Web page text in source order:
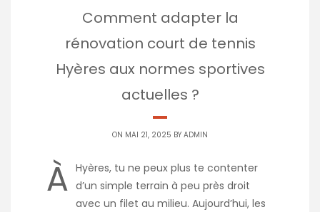
Comment adapter la
rénovation court de tennis
Hyères aux normes sportives
actuelles ?
ON MAI 21, 2025 BY ADMIN
À Hyères, tu ne peux plus te contenter
d’un simple terrain à peu près droit
avec un filet au milieu. Aujourd’hui, les